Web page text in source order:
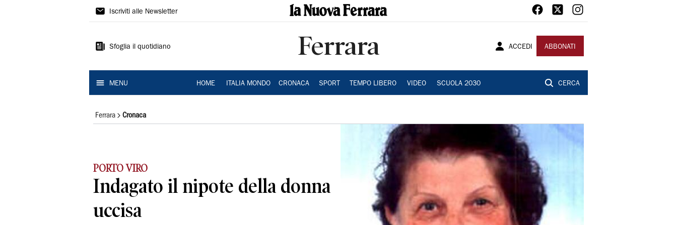
La
Ferrara
Iscriviti alle Newsletter
Sfoglia il quotidiano Ferrara ACCEDI ABBONATI
MENU HOME ITALIA MONDO CRONACA SPORT TEMPO LIBERO VIDEO SCUOLA 2030 CERCA
Ferrara Cronaca
PORTO VIRO
Indagato il nipote della donna
uccisa